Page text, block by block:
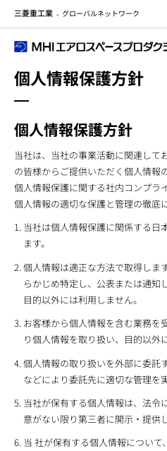
三菱重工業 - グローバルネットワーク
個人情報保護方針
個人情報保護方針
当社は、当社の事業活動に関連して
の皆様からご提供いただく個人情報
個人情報保護に関する社内コンプラ
個人情報の適切な保護と管理の徹底
当社は個人情報保護に関係する日
ます。
個人情報は適正な方法で取得しま
らかじめ特定し、公表または通知
目的以外には利用しません。
お客様から個人情報を含む業務を
り個人情報を取り扱い、目的以外
個人情報の取り扱いを外部に委託
などにより委託先に適切な管理を
当社が保有する個人情報は、法令
意がない限り第三者に開示・提供
当 社が保有する個人情報について